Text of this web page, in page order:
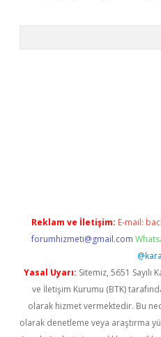
Reklam ve İletişim: E-mail:
forumhizmeti@gmail.com
Yasal Uyarı: Sitemiz, 5651
ve İletişim Kurumu (BTK)
olarak hizmet vermektedir. Bu
olarak denetleme veya araştırma